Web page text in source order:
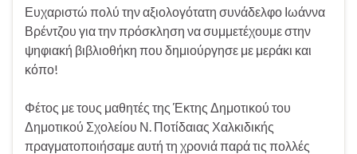
Ευχαριστώ πολύ την αξιολογότατη συνάδελφο Ιωάννα
Βρέντζου για την πρόσκληση να συμμετέχουμε στην
ψηφιακή βιβλιοθήκη που δημιούργησε με μεράκι και
κόπο!
Φέτος με τους μαθητές της Έκτης Δημοτικού του
Δημοτικού Σχολείου Ν. Ποτίδαιας Χαλκιδικής
πραγματοποιήσαμε αυτή τη χρονιά παρά τις πολλές